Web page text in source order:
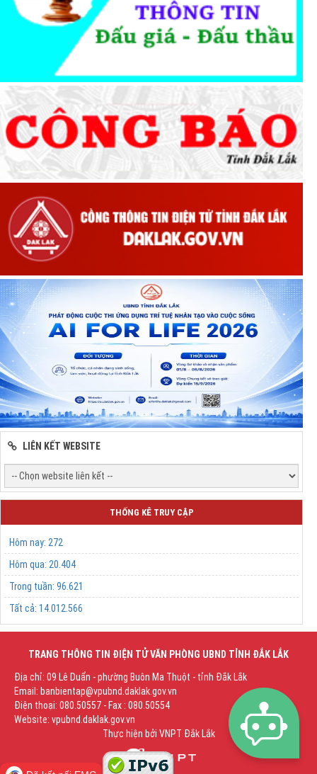
LIÊN KẾT WEBSITE
THỐNG KÊ TRUY CẬP
Hôm nay: 272
Hôm qua: 20.404
Trong tuần: 96.621
Tất cả: 14.012.566
TRANG THÔNG TIN ĐIỆN TỬ VĂN PHÒNG UBND TỈNH ĐẮK LẮK
Địa chỉ: 09 Lê Duẩn - phường Buôn Ma Thuột - tỉnh Đắk Lắk
Email: banbientap@vpubnd.daklak.gov.vn
Điện thoại: 080.50557 - Fax : 080.50554
Website: vpubnd.daklak.gov.vn
Thực hiện bởi VNPT Đắk Lắk